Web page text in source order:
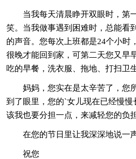
当我每天清晨睁开双眼时，第
笑。当我做事遇到困难时，总能看
的声音。您每次上班都是24个小时
很晚才能回到家，可第二天您又早
吃的早餐，洗衣服、拖地、打扫卫生
妈妈，您实在是太辛苦了，您
到了眼里，您的`女儿现在已经慢
该我也要分担一点，来减轻您的负
在您的节日里让我深深地说一声
祝您